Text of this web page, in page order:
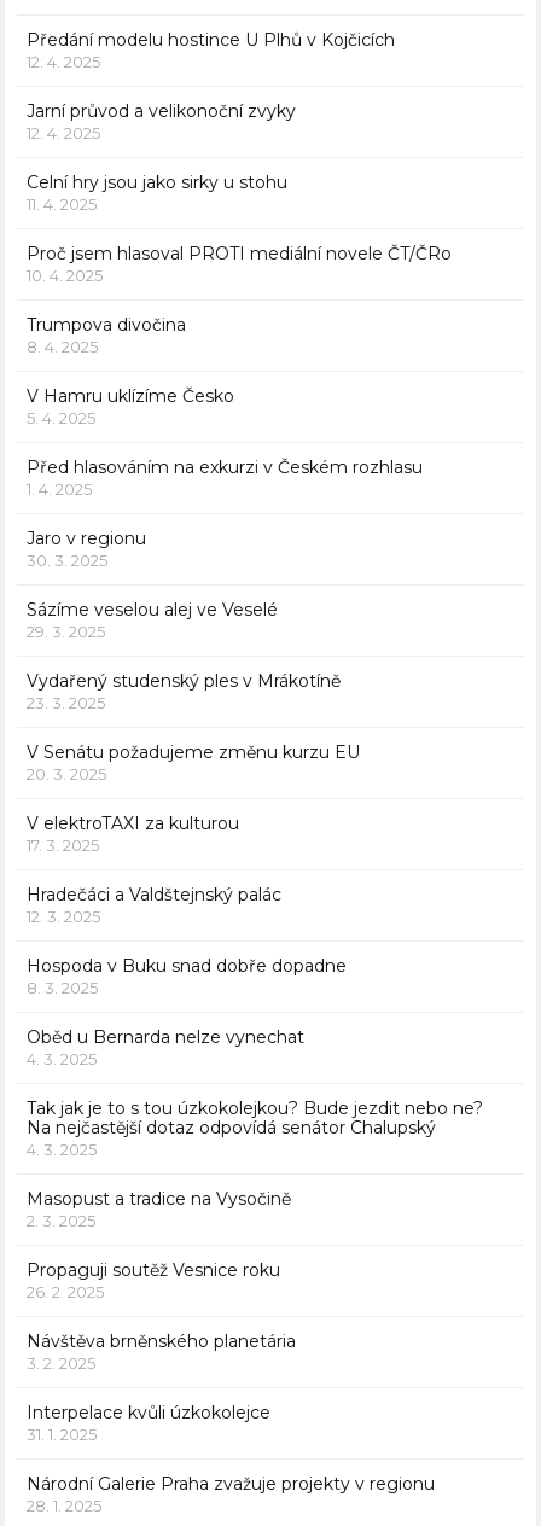
Předání modelu hostince U Plhů v Kojčicích
12. 4. 2025
Jarní průvod a velikonoční zvyky
12. 4. 2025
Celní hry jsou jako sirky u stohu
11. 4. 2025
Proč jsem hlasoval PROTI mediální novele ČT/ČRo
10. 4. 2025
Trumpova divočina
8. 4. 2025
V Hamru uklízíme Česko
5. 4. 2025
Před hlasováním na exkurzi v Českém rozhlasu
1. 4. 2025
Jaro v regionu
30. 3. 2025
Sázíme veselou alej ve Veselé
29. 3. 2025
Vydařený studenský ples v Mrákotíně
23. 3. 2025
V Senátu požadujeme změnu kurzu EU
20. 3. 2025
V elektroTAXI za kulturou
17. 3. 2025
Hradečáci a Valdštejnský palác
12. 3. 2025
Hospoda v Buku snad dobře dopadne
8. 3. 2025
Oběd u Bernarda nelze vynechat
4. 3. 2025
Tak jak je to s tou úzkokolejkou? Bude jezdit nebo ne?
Na nejčastější dotaz odpovídá senátor Chalupský
4. 3. 2025
Masopust a tradice na Vysočině
2. 3. 2025
Propaguji soutěž Vesnice roku
26. 2. 2025
Návštěva brněnského planetária
3. 2. 2025
Interpelace kvůli úzkokolejce
31. 1. 2025
Národní Galerie Praha zvažuje projekty v regionu
28. 1. 2025